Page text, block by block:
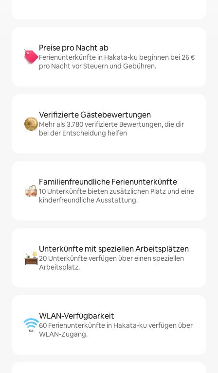
Preise pro Nacht ab
Ferienunterkünfte in Hakata-ku beginnen bei 26 €
pro Nacht vor Steuern und Gebühren.
Verifizierte Gästebewertungen
Mehr als 3.780 verifizierte Bewertungen, die dir
bei der Entscheidung helfen
Familienfreundliche Ferienunterkünfte
10 Unterkünfte bieten zusätzlichen Platz und eine
kinderfreundliche Ausstattung.
Unterkünfte mit speziellen Arbeitsplätzen
20 Unterkünfte verfügen über einen speziellen
Arbeitsplatz.
WLAN-Verfügbarkeit
60 Ferienunterkünfte in Hakata-ku verfügen über
WLAN-Zugang.